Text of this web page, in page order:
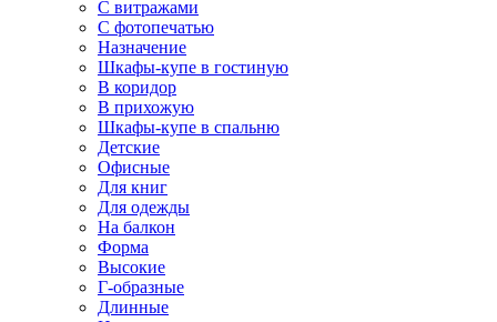
С витражами
С фотопечатью
Назначение
Шкафы-купе в гостиную
В коридор
В прихожую
Шкафы-купе в спальню
Детские
Офисные
Для книг
Для одежды
На балкон
Форма
Высокие
Г-образные
Длинные